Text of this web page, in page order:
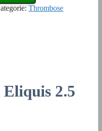
Thrombose
2.5